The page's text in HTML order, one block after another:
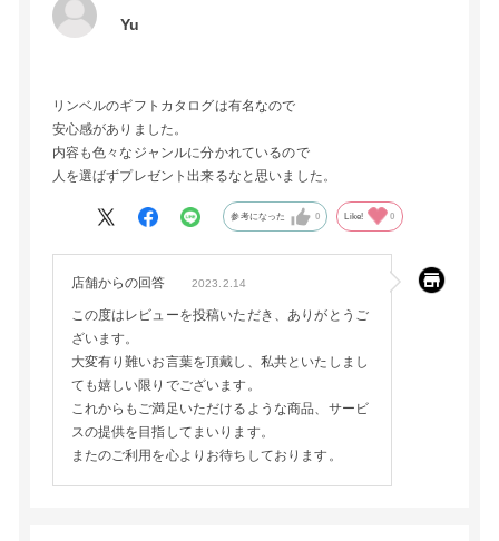
Yu
リンベルのギフトカタログは有名なので
安心感がありました。
内容も色々なジャンルに分かれているので
人を選ばずプレゼント出来るなと思いました。
参考になった 0 Like! 0
店舗からの回答 2023.2.14
この度はレビューを投稿いただき、ありがとうご
ざいます。
大変有り難いお言葉を頂戴し、私共といたしまし
ても嬉しい限りでございます。
これからもご満足いただけるような商品、サービ
スの提供を目指してまいります。
またのご利用を心よりお待ちしております。